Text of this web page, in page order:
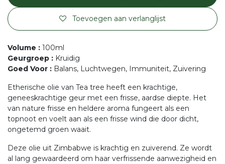
Toevoegen aan verlanglijst
Volume : 100ml
Geurgroep : Kruidig
Goed Voor : Balans, Luchtwegen, Immuniteit, Zuivering
Etherische olie van Tea tree heeft een krachtige,
geneeskrachtige geur met een frisse, aardse diepte. Het
van nature frisse en heldere aroma fungeert als een
topnoot en voelt aan als een frisse wind die door dicht,
ongetemd groen waait.
Deze olie uit Zimbabwe is krachtig en zuiverend. Ze wordt
al lang gewaardeerd om haar verfrissende aanwezigheid en